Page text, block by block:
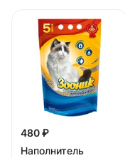
480 ₽
Наполнитель